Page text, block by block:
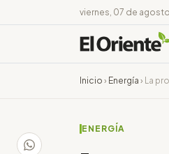
viernes, 07 de
Inicio › Energía › La
ENERGÍA